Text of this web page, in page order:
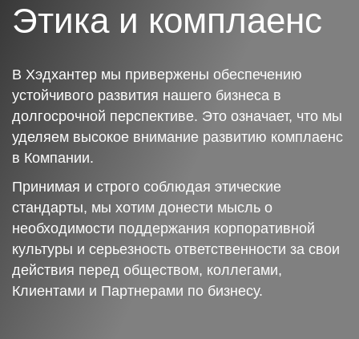
Этика и комплаенс
В Хэдхантер мы привержены обеспечению
устойчивого развития нашего бизнеса в
долгосрочной перспективе. Это означает, что мы
уделяем высокое внимание развитию комплаенс
в Компании.
Принимая и строго соблюдая этические
стандарты, мы хотим донести мысль о
необходимости поддержания корпоративной
культуры и серьезность ответственности за свои
действия перед обществом, коллегами,
Клиентами и Партнерами по бизнесу.